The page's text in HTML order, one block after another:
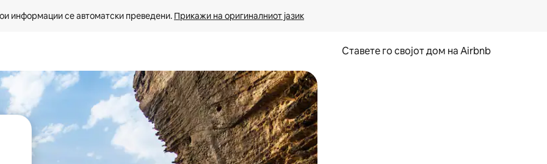
информации се автоматски преведени. Прикажи на оригиналниот јазик
Ставете го својот дом на Airbnb